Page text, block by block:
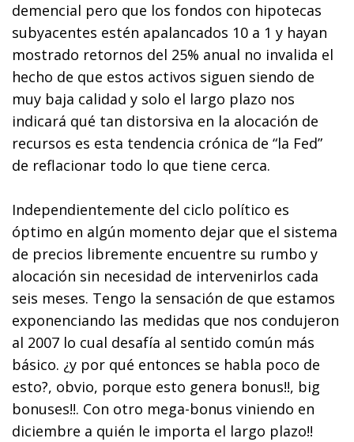
demencial pero que los fondos con hipotecas
subyacentes estén apalancados 10 a 1 y hayan
mostrado retornos del 25% anual no invalida el
hecho de que estos activos siguen siendo de
muy baja calidad y solo el largo plazo nos
indicará qué tan distorsiva en la alocación de
recursos es esta tendencia crónica de “la Fed”
de reflacionar todo lo que tiene cerca.
Independientemente del ciclo político es
óptimo en algún momento dejar que el sistema
de precios libremente encuentre su rumbo y
alocación sin necesidad de intervenirlos cada
seis meses. Tengo la sensación de que estamos
exponenciando las medidas que nos condujeron
al 2007 lo cual desafía al sentido común más
básico. ¿y por qué entonces se habla poco de
esto?, obvio, porque esto genera bonus!!, big
bonuses!!. Con otro mega-bonus viniendo en
diciembre a quién le importa el largo plazo!!